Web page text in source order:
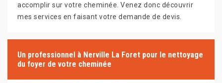
accomplir sur votre cheminée. Venez donc découvrir
mes services en faisant votre demande de devis.
Un professionnel à Nerville La Foret pour le nettoyage
du foyer de votre cheminée